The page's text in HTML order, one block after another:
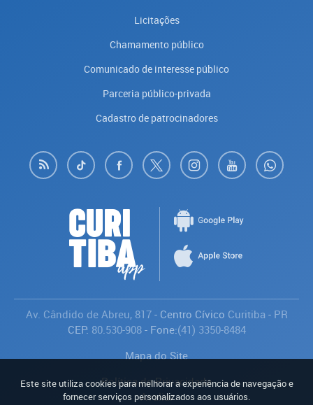
Licitações
Chamamento público
Comunicado de interesse público
Parceria público-privada
Cadastro de patrocinadores
Av. Cândido de Abreu, 817- Centro Cívico Curitiba- PR
CEP: 80.530-908- Fone:(41) 3350-8484
Mapa do Site
Política de Privacidade
Avaliar
Este site utiliza cookies para melhorar a experiência de navegação e
fornecer serviços personalizados aos usuários.